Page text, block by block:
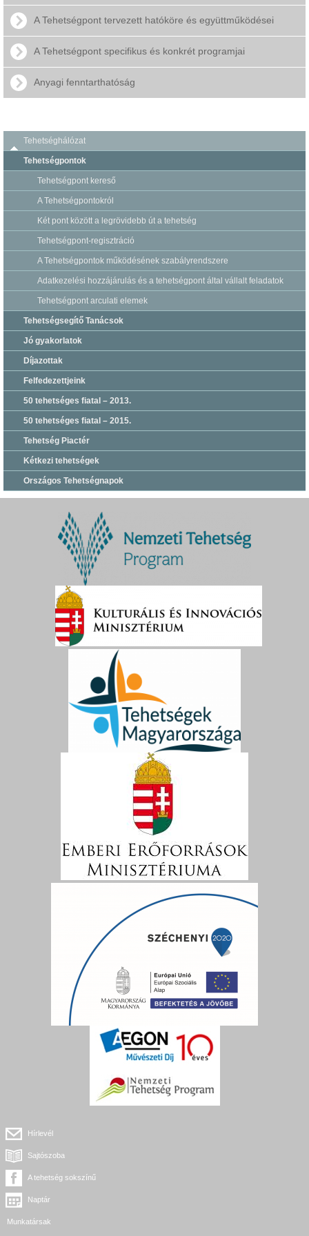
A Tehetségpont tervezett hatóköre és együttműködései
A Tehetségpont specifikus és konkrét programjai
Anyagi fenntarthatóság
Tehetséghálózat
Tehetségpontok
Tehetségpont kereső
A Tehetségpontokról
Két pont között a legrövidebb út a tehetség
Tehetségpont-regisztráció
A Tehetségpontok működésének szabályrendszere
Adatkezelési hozzájárulás és a tehetségpont által vállalt feladatok
Tehetségpont arculati elemek
Tehetségsegítő Tanácsok
Jó gyakorlatok
Díjazottak
Felfedezettjeink
50 tehetséges fiatal – 2013.
50 tehetséges fiatal – 2015.
Tehetség Piactér
Kétkezi tehetségek
Országos Tehetségnapok
Hírlevél
Sajtószoba
A tehetség sokszínű
Naptár
Munkatársak